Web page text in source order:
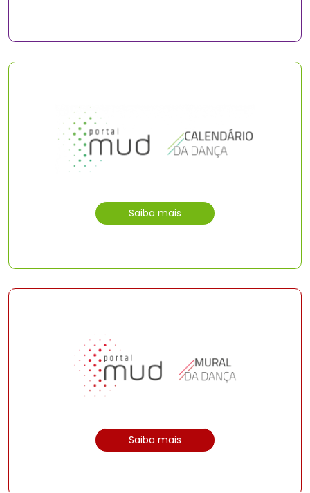
Saiba mais
Saiba mais